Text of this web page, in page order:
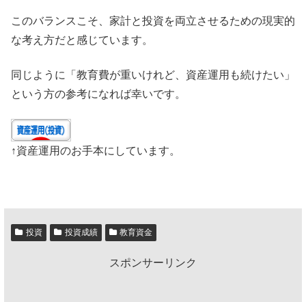
このバランスこそ、家計と投資を両立させるための現実的
な考え方だと感じています。
同じように「教育費が重いけれど、資産運用も続けたい」
という方の参考になれば幸いです。
↑資産運用のお手本にしています。
投資 投資成績 教育資金
スポンサーリンク